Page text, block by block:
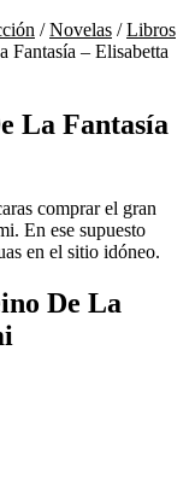
/ Novelas / Libros
– Elisabetta
La Fantasía
comprar el gran
En ese supuesto
en el sitio idóneo.
De La